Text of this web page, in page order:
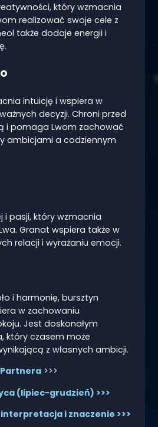
który wzmacnia
realizować swoje cele z
także dodaje energii i
intuicję i wspiera w
decyzji. Chroni przed
i pomaga Lwom zachować
ambicjami a codziennym
i pasji, który wzmacnia
Granat wspiera także w
relacji i wyrażaniu emocji.
i harmonię, bursztyn
w zachowaniu
Jest doskonałym
który czasem może
z własnych ambicji.
Partnera>>>
(lipiec-grudzień) >>>
i znaczenie >>>